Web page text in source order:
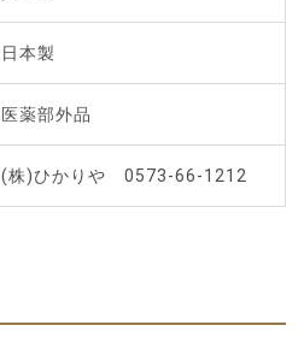
日本製
医薬部外品
(株)ひかりや 0573-66-1212